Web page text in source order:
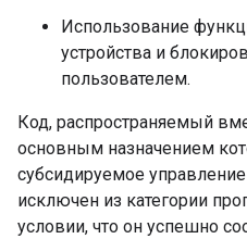
Использование
устройства и
пользователем.
Код, распространяемый
основным назначением
субсидируемое
исключен из категории
условии, что он успешно